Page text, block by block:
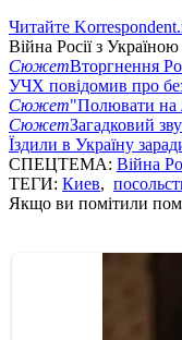
Читайте
Війна Росії з Україною
СюжетВторгнення
УЧХ повідомив про
Сюжет"Полювати на
СюжетЗагадковий
Їздили в Україну
СПЕЦТЕМА: Війна
ТЕГИ: Киев,
Якщо ви помітили